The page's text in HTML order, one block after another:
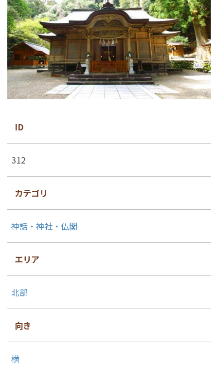
ID
312
カテゴリ
神話・神社・仏閣
エリア
北部
向き
横